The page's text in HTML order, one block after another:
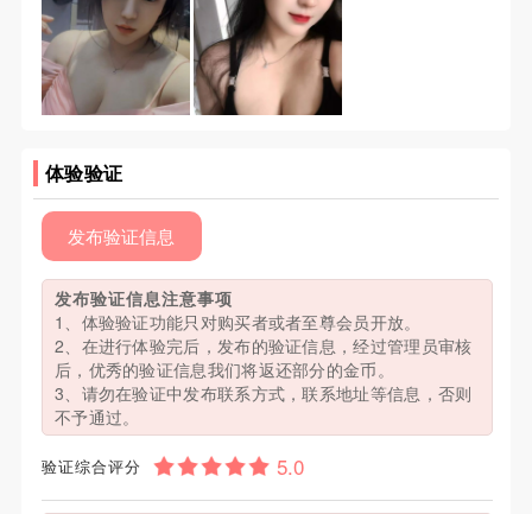
体验验证
发布验证信息
发布验证信息注意事项
1、体验验证功能只对购买者或者至尊会员开放。
2、在进行体验完后，发布的验证信息，经过管理员审核
后，优秀的验证信息我们将返还部分的金币。
3、请勿在验证中发布联系方式，联系地址等信息，否则
不予通过。
验证综合评分